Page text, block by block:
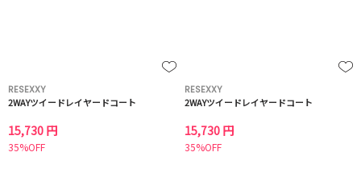
RESEXXY
2WAYツイードレイヤードコート
15,730 円
35%OFF
RESEXXY
2WAYツイードレイヤードコート
15,730 円
35%OFF